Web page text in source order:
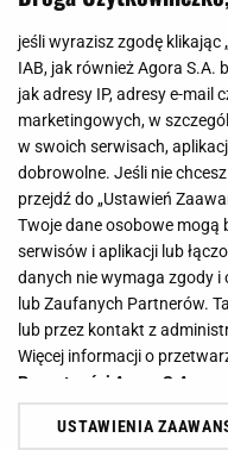
jeśli wyrazisz zgodę klikając
IAB, jak również Agora S.A.
jak adresy IP, adresy e-
marketingowych, w
w swoich serwisach,
dobrowolne. Jeśli nie
przejdź do „Ustawień
Twoje dane osobowe
serwisów i aplikacji lub
danych nie wymaga zgody i
lub Zaufanych Partnerów.
lub przez kontakt z
Więcej informacji o
Prywatności Agora S.A.
Klikając „Akceptuję”
USTAWIENIA